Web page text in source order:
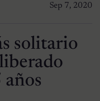
Sep 7, 2020
solitario
años